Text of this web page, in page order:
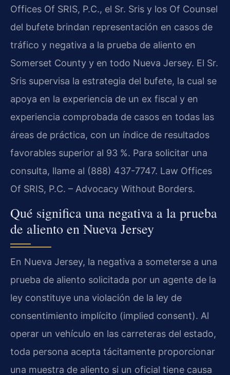
Offices Of SRIS, P.C., el Sr. Sris y los Of Counsel
del bufete brindan representación en casos de
tráfico y negativa a la prueba de aliento en
Somerset County y en todo Nueva Jersey. El Sr.
Sris supervisa la estrategia del bufete, la cual se
apoya en la experiencia de un ex fiscal y en
experiencia comprobada de casos en todas las
áreas de práctica, con un índice de resultados
favorables superior al 93 %. Para solicitar una
consulta, llame al (888) 437-7747. Law Offices
Of SRIS, P.C. – Advocacy Without Borders.
Qué significa una negativa a la prueba
de aliento en Nueva Jersey
En Nueva Jersey, la negativa a someterse a una
prueba de aliento solicitada por un agente de la
ley constituye una violación de la ley de
consentimiento implícito (implied consent). Al
operar un vehículo en las carreteras del estado,
toda persona acepta tácitamente proporcionar
una muestra de aliento si un oficial tiene causa